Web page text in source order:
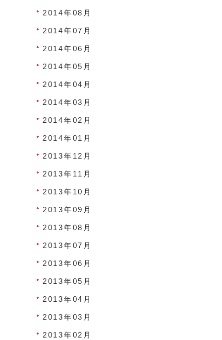
2014年08月
2014年07月
2014年06月
2014年05月
2014年04月
2014年03月
2014年02月
2014年01月
2013年12月
2013年11月
2013年10月
2013年09月
2013年08月
2013年07月
2013年06月
2013年05月
2013年04月
2013年03月
2013年02月